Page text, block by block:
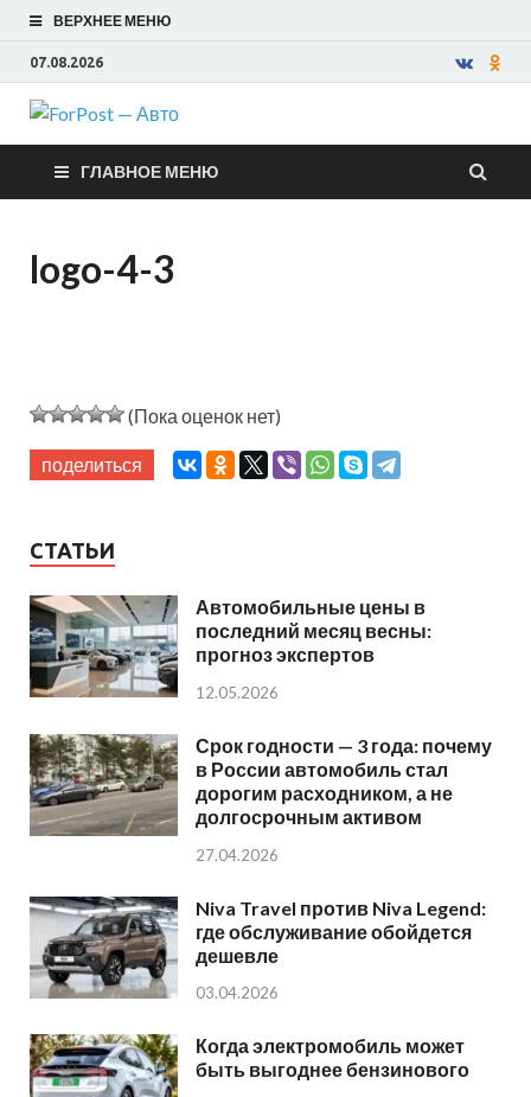
ВЕРХНЕЕ МЕНЮ
07.08.2026
ForPost —
Авто
ГЛАВНОЕ МЕНЮ
logo-4-3
(Пока оценок нет)
поделиться
СТАТЬИ
Автомобильные цены в
последний месяц весны:
прогноз экспертов
12.05.2026
Срок годности — 3 года: почему
в России автомобиль стал
дорогим расходником, а не
долгосрочным активом
27.04.2026
Niva Travel против Niva Legend:
где обслуживание обойдется
дешевле
03.04.2026
Когда электромобиль может
быть выгоднее бензинового